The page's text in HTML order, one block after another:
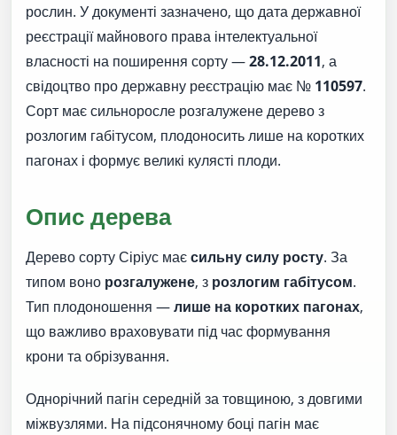
рослин. У документі зазначено, що дата державної
реєстрації майнового права інтелектуальної
власності на поширення сорту —28.12.2011, а
свідоцтво про державну реєстрацію має № 110597.
Сорт має сильноросле розгалужене дерево з
розлогим габітусом, плодоносить лише на коротких
пагонах і формує великі кулясті плоди.
Опис дерева
Дерево сорту Сіріус маєсильну силу росту. За
типом воно розгалужене, з розлогим габітусом.
Тип плодоношення —лише на коротких пагонах,
що важливо враховувати під час формування
крони та обрізування.
Однорічний пагін середній за товщиною, з довгими
міжвузлями. На підсонячному боці пагін має